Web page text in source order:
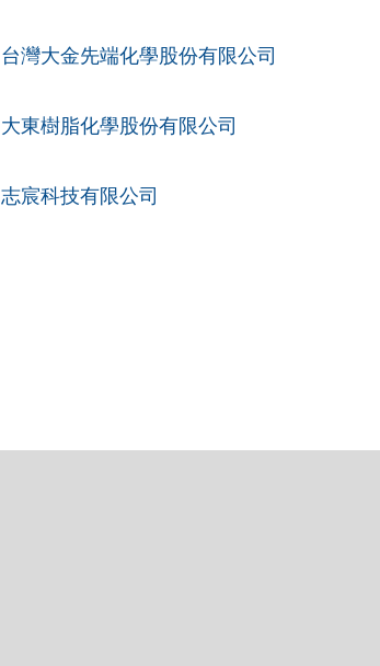
台灣大金先端化學股份有限公司
大東樹脂化學股份有限公司
志宸科技有限公司